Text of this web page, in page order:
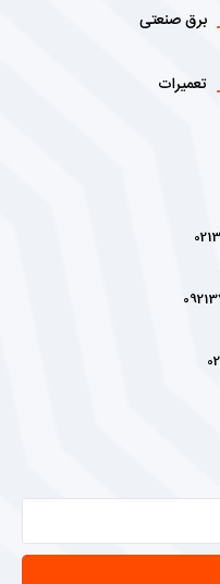
برق صنعتی
تعمیرات